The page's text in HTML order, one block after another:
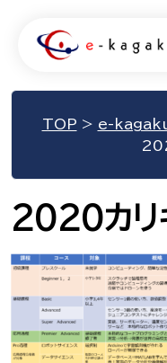
TOP > e-kagaku
2020カリ